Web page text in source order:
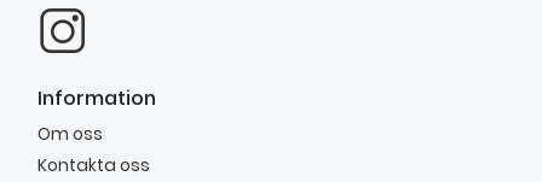
Information
Om oss
Kontakta oss